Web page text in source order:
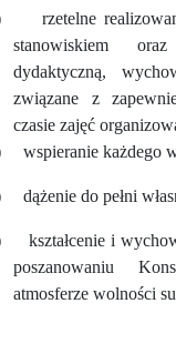
rzetelne
stanowiskiem
dydaktyczną,
związane z
czasie zajęć
wspieranie każdego
dążenie do pełni
kształcenie i
poszanowaniu
atmosferze wolności